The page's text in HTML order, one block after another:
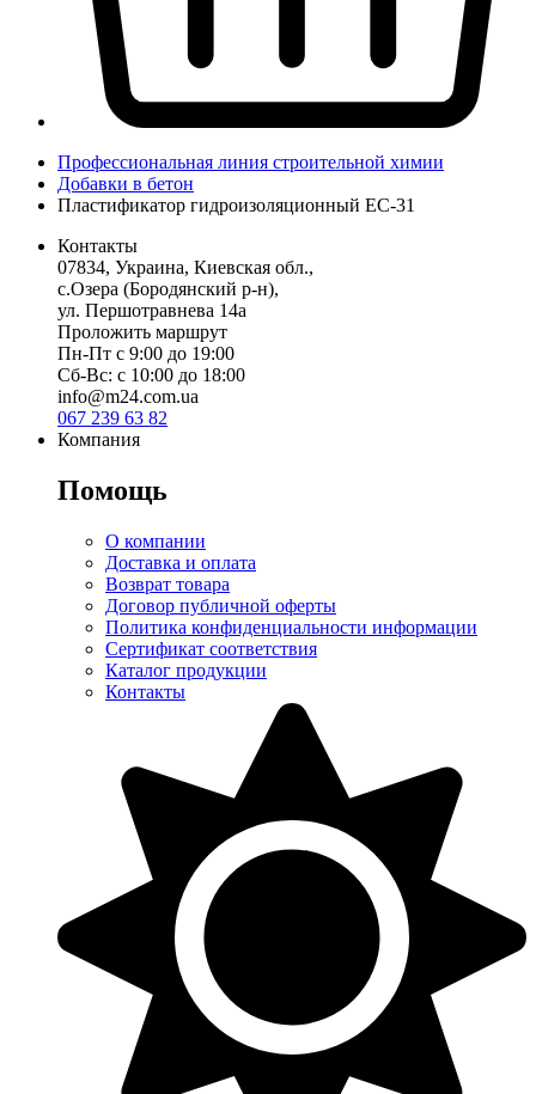
Профессиональная линия строительной химии
Добавки в бетон
Пластификатор гидроизоляционный ЕС-31
Контакты
07834, Украина, Киевская обл.,
с.Озера (Бородянский р-н),
ул. Першотравнева 14а
Проложить маршрут
Пн-Пт с 9:00 до 19:00
Сб-Вс: с 10:00 до 18:00
info@m24.com.ua
067 239 63 82
Компания
Помощь
О компании
Доставка и оплата
Возврат товара
Договор публичной оферты
Политика конфиденциальности информации
Сертификат соответствия
Каталог продукции
Контакты